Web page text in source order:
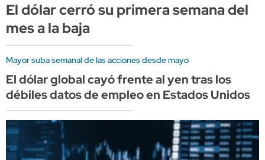
El dólar cerró su primera semana del
mes a la baja
Mayor suba semanal de las acciones desde mayo
El dólar global cayó frente al yen tras los
débiles datos de empleo en Estados Unidos